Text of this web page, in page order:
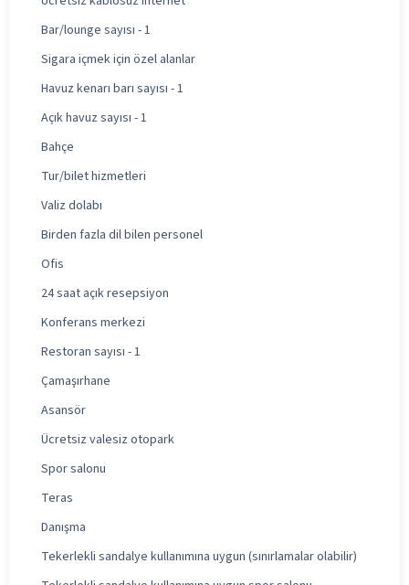
Bar/lounge sayısı - 1
Sigara içmek için özel alanlar
Havuz kenarı barı sayısı - 1
Açık havuz sayısı - 1
Bahçe
Tur/bilet hizmetleri
Valiz dolabı
Birden fazla dil bilen personel
Ofis
24 saat açık resepsiyon
Konferans merkezi
Restoran sayısı - 1
Çamaşırhane
Asansör
Ücretsiz valesiz otopark
Spor salonu
Teras
Danışma
Tekerlekli sandalye kullanımına uygun (sınırlamalar olabilir)